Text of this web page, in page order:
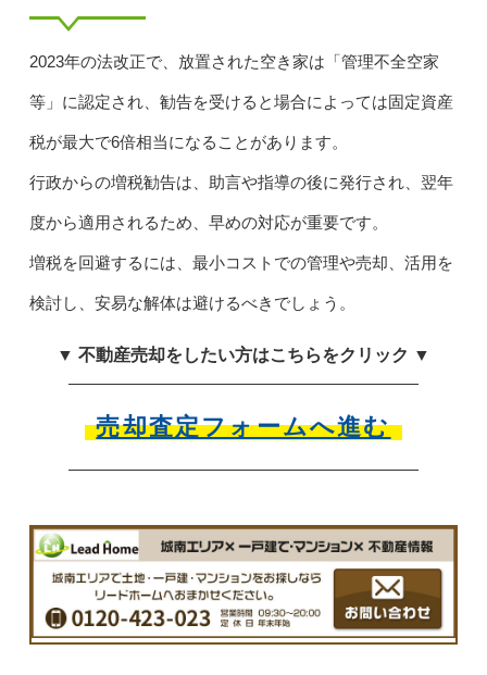
2023年の法改正で、放置された空き家は「管理不全空家
等」に認定され、勧告を受けると場合によっては固定資産
税が最大で6倍相当になることがあります。
行政からの増税勧告は、助言や指導の後に発行され、翌年
度から適用されるため、早めの対応が重要です。
増税を回避するには、最小コストでの管理や売却、活用を
検討し、安易な解体は避けるべきでしょう。
▼ 不動産売却をしたい方はこちらをクリック ▼
売却査定フォームへ進む